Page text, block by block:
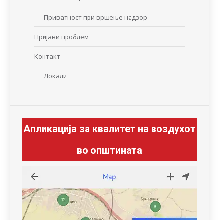
Приватност при вршење надзор
Пријави проблем
Контакт
Локали
Апликација за квалитет на воздухот
во општината